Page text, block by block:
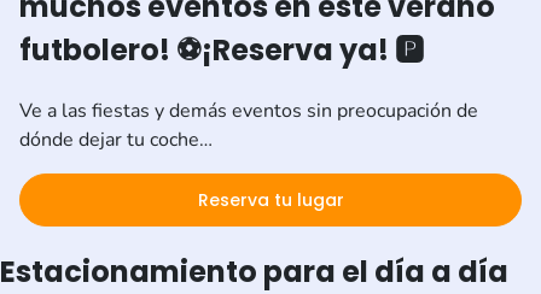
futbolero! ⚽¡Reserva ya! 🅿️
Ve a las fiestas y demás eventos sin preocupación de
dónde dejar tu coche…
Reserva tu lugar
Estacionamiento para el día a día